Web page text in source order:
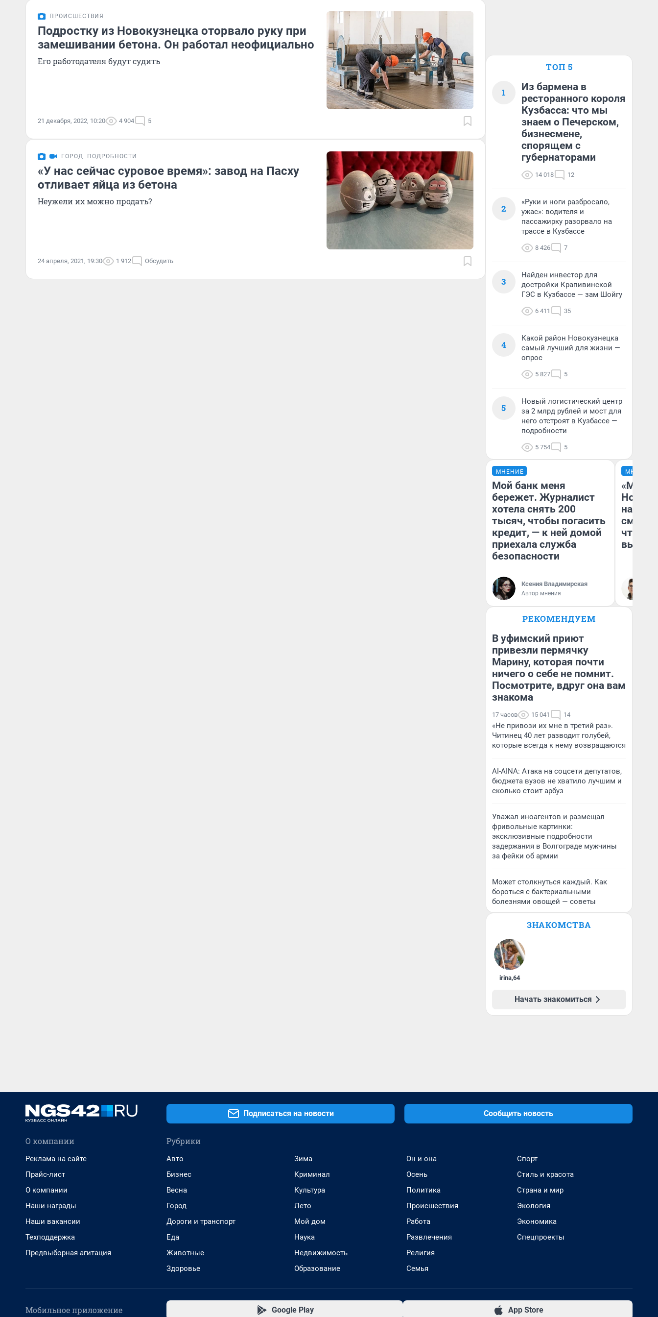
ПРОИСШЕСТВИЯ
Подростку из Новокузнецка оторвало руку при
замешивании бетона. Он работал неофициально
Его работодателя будут судить
21 декабря, 2022, 10:20 4 904 5
ГОРОД ПОДРОБНОСТИ
«У нас сейчас суровое время»: завод на Пасху
отливает яйца из бетона
Неужели их можно продать?
24 апреля, 2021, 19:30 1 912 Обсудить
ТОП 5
1
Из бармена в
ресторанного короля
Кузбасса: что мы
знаем о Печерском,
бизнесмене,
спорящем с
губернаторами
14 018 12
2
«Руки и ноги разбросало,
ужас»: водителя и
пассажирку разорвало на
трассе в Кузбассе
8 426 7
3
Найден инвестор для
достройки Крапивинской
ГЭС в Кузбассе — зам Шойгу
6 411 35
4
Какой район Новокузнецка
самый лучший для жизни —
опрос
5 827 5
5
Новый логистический центр
за 2 млрд рублей и мост для
него отстроят в Кузбассе —
подробности
5 754 5
МНЕНИЕ
Мой банк меня
бережет. Журналист
хотела снять 200
тысяч, чтобы погасить
кредит, — к ней домой
приехала служба
безопасности
Ксения Владимирская
Автор мнения
МНЕНИЕ
«Мы
чтобы
РЕКОМЕНДУЕМ
В уфимский приют
привезли пермячку
Марину, которая почти
ничего о себе не помнит.
Посмотрите, вдруг она вам
знакома
17 часов 15 041 14
«Не привози их мне в третий раз».
Читинец 40 лет разводит голубей,
которые всегда к нему возвращаются
AI-AINA: Атака на соцсети депутатов,
бюджета вузов не хватило лучшим и
сколько стоит арбуз
Уважал иноагентов и размещал
фривольные картинки:
эксклюзивные подробности
задержания в Волгограде мужчины
за фейки об армии
Может столкнуться каждый. Как
бороться с бактериальными
болезнями овощей — советы
ЗНАКОМСТВА
irina,64
Начать знакомиться
Подписаться на новости Сообщить новость
О компании
Реклама на сайте
Прайс-лист
О компании
Наши награды
Наши вакансии
Техподдержка
Предвыборная агитация
Рубрики
Авто
Бизнес
Весна
Город
Дороги и транспорт
Еда
Животные
Здоровье
Зима
Криминал
Культура
Лето
Мой дом
Наука
Недвижимость
Образование
Он и она
Осень
Политика
Происшествия
Работа
Развлечения
Религия
Семья
Спорт
Стиль и красота
Страна и мир
Экология
Экономика
Спецпроекты
Мобильное приложение Google Play App Store